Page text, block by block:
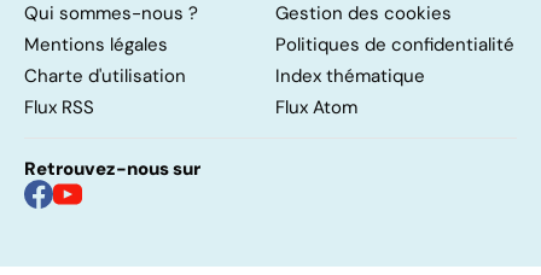
Qui sommes-nous ?
Gestion des cookies
Mentions légales
Politiques de confidentialité
Charte d'utilisation
Index thématique
Flux RSS
Flux Atom
Retrouvez-nous sur